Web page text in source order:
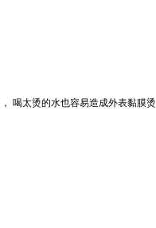
喝太烫的水也容易造成外表黏膜烫